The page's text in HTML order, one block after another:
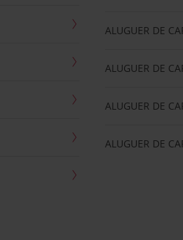
ALUGUER DE
ALUGUER DE
ALUGUER DE
ALUGUER DE